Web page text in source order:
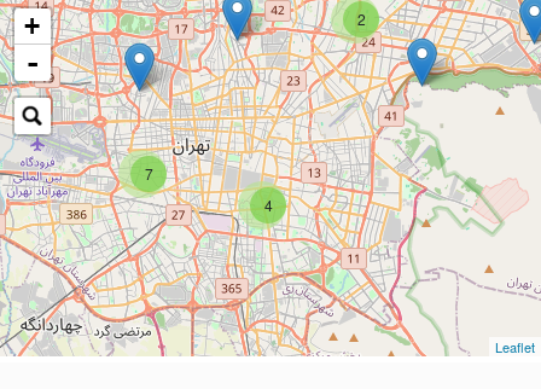
7
2
4
+
-
Leaflet